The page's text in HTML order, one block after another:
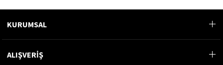
KURUMSAL
ALIŞVERİŞ